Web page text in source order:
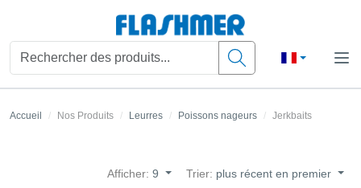
Accueil Nos Produits Leurres Poissons nageurs Jerkbaits
Afficher:9 Trier: plus récent en premier